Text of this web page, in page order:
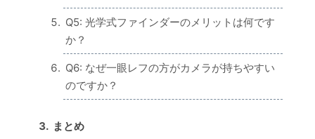
Q5: 光学式ファインダーのメリットは何です
か？
Q6: なぜ一眼レフの方がカメラが持ちやすい
のですか？
まとめ